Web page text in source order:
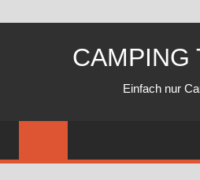
CAMPING
Einfach nur